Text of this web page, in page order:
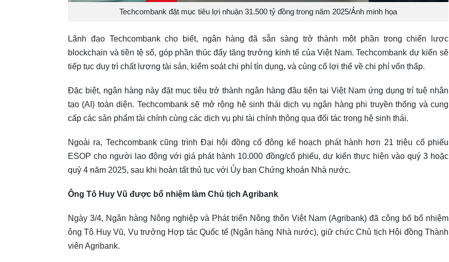
Techcombank đặt mục tiêu lợi nhuận 31.500 tỷ đồng trong năm 2025/Ảnh minh họa
Lãnh đạo Techcombank cho biết, ngân hàng đã sẵn sàng trở thành một phần trong chiến lược
blockchain và tiền tệ số, góp phần thúc đẩy tăng trưởng kinh tế của Việt Nam. Techcombank dự kiến sẽ
tiếp tục duy trì chất lượng tài sản, kiểm soát chi phí tín dụng, và củng cố lợi thế về chi phí vốn thấp.
Đặc biệt, ngân hàng này đặt mục tiêu trở thành ngân hàng đầu tiên tại Việt Nam ứng dụng trí tuệ nhân
tạo (AI) toàn diện. Techcombank sẽ mở rộng hệ sinh thái dịch vụ ngân hàng phi truyền thống và cung
cấp các sản phẩm tài chính cùng các dịch vụ phi tài chính thông qua đối tác trong hệ sinh thái.
Ngoài ra, Techcombank cũng trình Đại hội đồng cổ đông kế hoạch phát hành hơn 21 triệu cổ phiếu
ESOP cho người lao động với giá phát hành 10.000 đồng/cổ phiếu, dự kiến thực hiện vào quý 3 hoặc
quý 4 năm 2025, sau khi hoàn tất thủ tục với Ủy ban Chứng khoán Nhà nước.
Ông Tô Huy Vũ được bổ nhiệm làm Chủ tịch Agribank
Ngày 3/4, Ngân hàng Nông nghiệp và Phát triển Nông thôn Việt Nam (Agribank) đã công bố bổ nhiệm
ông Tô Huy Vũ, Vụ trưởng Hợp tác Quốc tế (Ngân hàng Nhà nước), giữ chức Chủ tịch Hội đồng Thành
viên Agribank.